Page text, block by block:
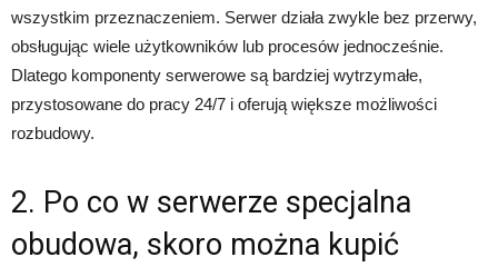
wszystkim przeznaczeniem. Serwer działa zwykle bez przerwy,
obsługując wiele użytkowników lub procesów jednocześnie.
Dlatego komponenty serwerowe są bardziej wytrzymałe,
przystosowane do pracy 24/7 i oferują większe możliwości
rozbudowy.
2. Po co w serwerze specjalna
obudowa, skoro można kupić